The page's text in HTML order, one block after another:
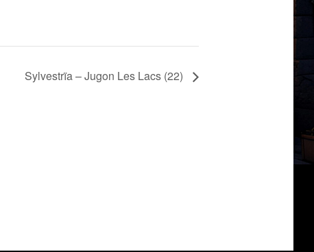
Sylvestrïa – Jugon Les Lacs (22)